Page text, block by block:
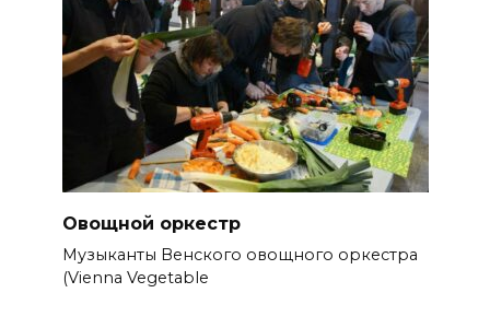
Овощной оркестр
Музыканты Венского овощного оркестра
(Vienna Vegetable